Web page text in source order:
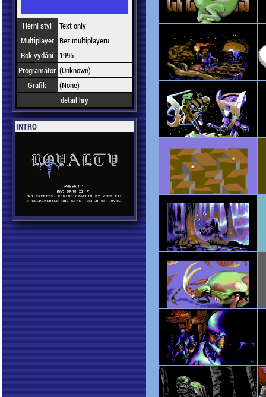
Herní styl
Text only
Multiplayer Bez multiplayeru
Rok vydání
1995
Programátor (Unknown)
Grafik
(None)
detail hry
INTRO